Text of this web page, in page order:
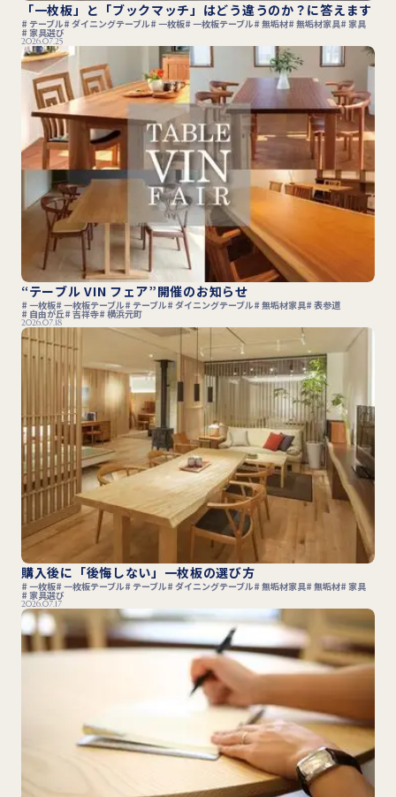
「一枚板」と「ブックマッチ」はどう違うのか？に答えます
テーブル ダイニングテーブル 一枚板 一枚板テーブル 無垢材 無垢材家具 家具
家具選び
2026.07.25
“テーブル VIN フェア”開催のお知らせ
一枚板 一枚板テーブル テーブル ダイニングテーブル 無垢材家具 表参道
自由が丘 吉祥寺 横浜元町
2026.07.18
購入後に「後悔しない」一枚板の選び方
一枚板 一枚板テーブル テーブル ダイニングテーブル 無垢材家具 無垢材 家具
家具選び
2026.07.17